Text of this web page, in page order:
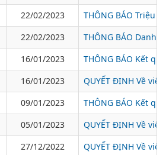
22/02/2023
THÔNG BÁO Triệu
22/02/2023
THÔNG BÁO Danh
16/01/2023
THÔNG BÁO Kết
16/01/2023
QUYẾT ĐỊNH Về
09/01/2023
THÔNG BÁO Kết
05/01/2023
QUYẾT ĐỊNH Về
27/12/2022
QUYẾT ĐỊNH Về